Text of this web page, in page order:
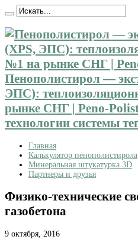
Пенополистирол —
ЭПС):
рынке СНГ | Peno-
технологии системы
Главная
Калькулятор пенополистирола
Минеральная штукатурка 3D
Партнеры и друзья
Физико-технические
газобетона
9 октября, 2016